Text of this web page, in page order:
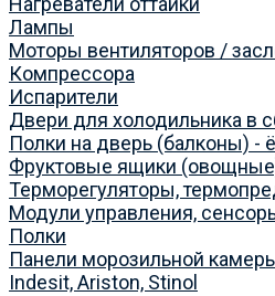
Лампы
Моторы вентиляторов /
Компрессора
Испарители
Двери для холодильника в
Полки на дверь (балконы) -
Фруктовые ящики
Терморегуляторы,
Модули управления,
Полки
Панели морозильной
Indesit, Ariston, Stinol